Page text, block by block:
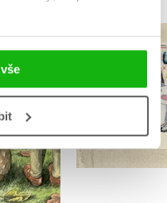
noc,
Ricardo